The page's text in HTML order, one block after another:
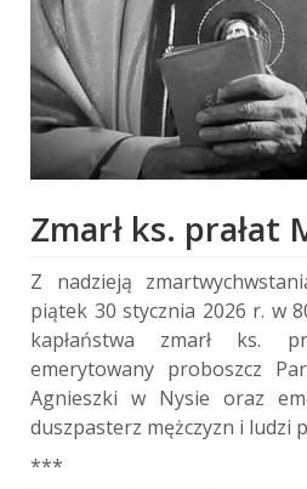
Zmarł ks. prałat
Z nadzieją
piątek 30 stycznia 2026 r. w
kapłaństwa zmarł ks.
emerytowany proboszcz
Agnieszki w Nysie oraz
duszpasterz mężczyzn i ludzi
***